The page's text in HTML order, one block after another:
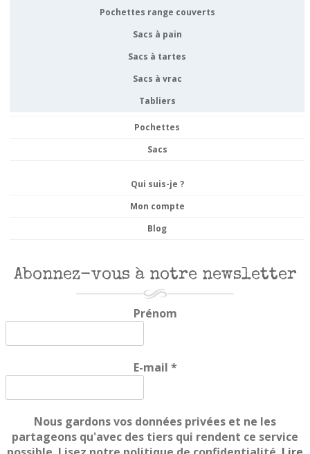
Pochettes range couverts
Sacs à pain
Sacs à tartes
Sacs à vrac
Tabliers
Pochettes
Sacs
Qui suis-je ?
Mon compte
Blog
Abonnez-vous à notre newsletter
Prénom
E-mail *
Nous gardons vos données privées et ne les
partageons qu'avec des tiers qui rendent ce service